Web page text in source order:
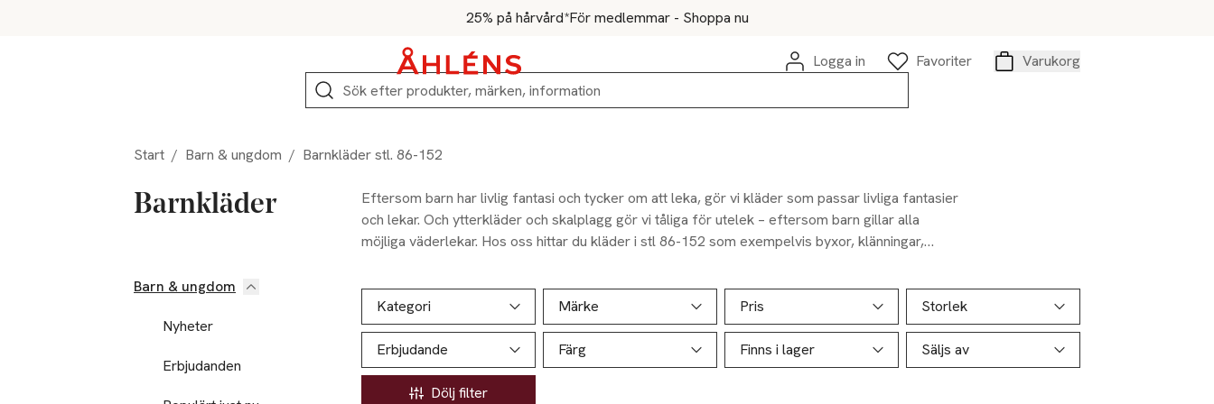
25% på hårvård*För medlemmar - Shoppa nu
Logga in
Favoriter
Varukorg
Sök
Start / Barn & ungdom / Barnkläder stl. 86-152
Barnkläder
Eftersom barn har livlig fantasi och tycker om att leka, gör vi kläder som passar livliga fantasier
och lekar. Och ytterkläder och skalplagg gör vi tåliga för utelek – eftersom barn gillar alla
möjliga väderlekar. Hos oss hittar du kläder i stl 86-152 som exempelvis byxor, klänningar,
Hoppa till produktsidan
Barn & ungdom
Nyheter
Erbjudanden
Hoppa till produktsidan
Kategori
Märke Pris Storlek
Erbjudande Färg Finns i lager Säljs av
Dölj filter
Lista över produkter